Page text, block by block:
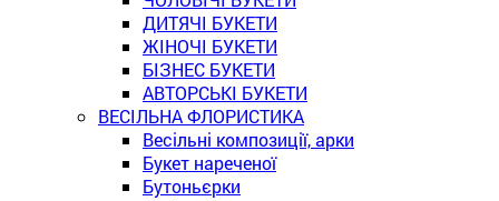
ДИТЯЧІ БУКЕТИ
ЖІНОЧІ БУКЕТИ
БІЗНЕС БУКЕТИ
АВТОРСЬКІ БУКЕТИ
ВЕСІЛЬНА ФЛОРИСТИКА
Весільні композиції, арки
Букет нареченої
Бутоньєрки